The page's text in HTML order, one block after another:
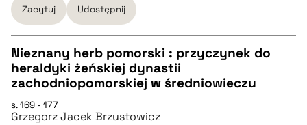
BIBTEX
pobierz cytat
Zacytuj Udostępnij
CZYSTY TEKST
pobierz cytat
Nieznany herb pomorski : przyczynek do
heraldyki żeńskiej dynastii
zachodniopomorskiej w średniowieczu
s. 169 - 177
Grzegorz Jacek Brzustowicz